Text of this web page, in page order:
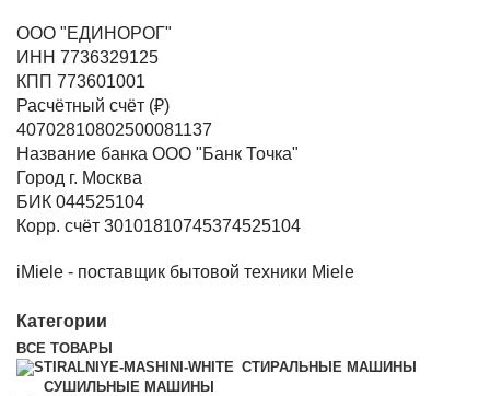
ООО "ЕДИНОРОГ"
ИНН 7736329125
КПП 773601001
Расчётный счёт (₽)
40702810802500081137
Название банка ООО "Банк Точка"
Город г. Москва
БИК 044525104
Корр. счёт 30101810745374525104
iMiele - поставщик бытовой техники Miele
Категории
ВСЕ ТОВАРЫ
СТИРАЛЬНЫЕ МАШИНЫ
СУШИЛЬНЫЕ МАШИНЫ